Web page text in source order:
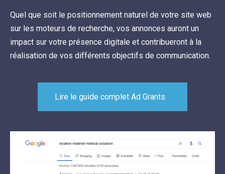
Quel que soit le positionnement naturel de votre site web
sur les moteurs de recherche, vos annonces auront un
impact sur votre présence digitale et contribueront à la
réalisation de vos différents objectifs de communication.
Lire le guide complet Ad Grants